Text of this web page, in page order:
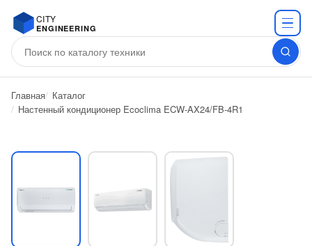
CITY
ENGINEERING
Главная Каталог
Настенный кондиционер Ecoclima ECW-AX24/FB-4R1